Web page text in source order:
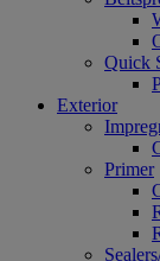
Quick
Exterior
Primer